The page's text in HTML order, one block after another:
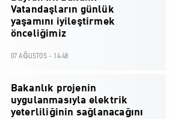
Vatandaşların günlük
yaşamını iyileştirmek
önceliğimiz
07 AĞUSTOS - 14:48
Bakanlık projenin
uygulanmasıyla elektrik
yeterliliğinin sağlanacağını